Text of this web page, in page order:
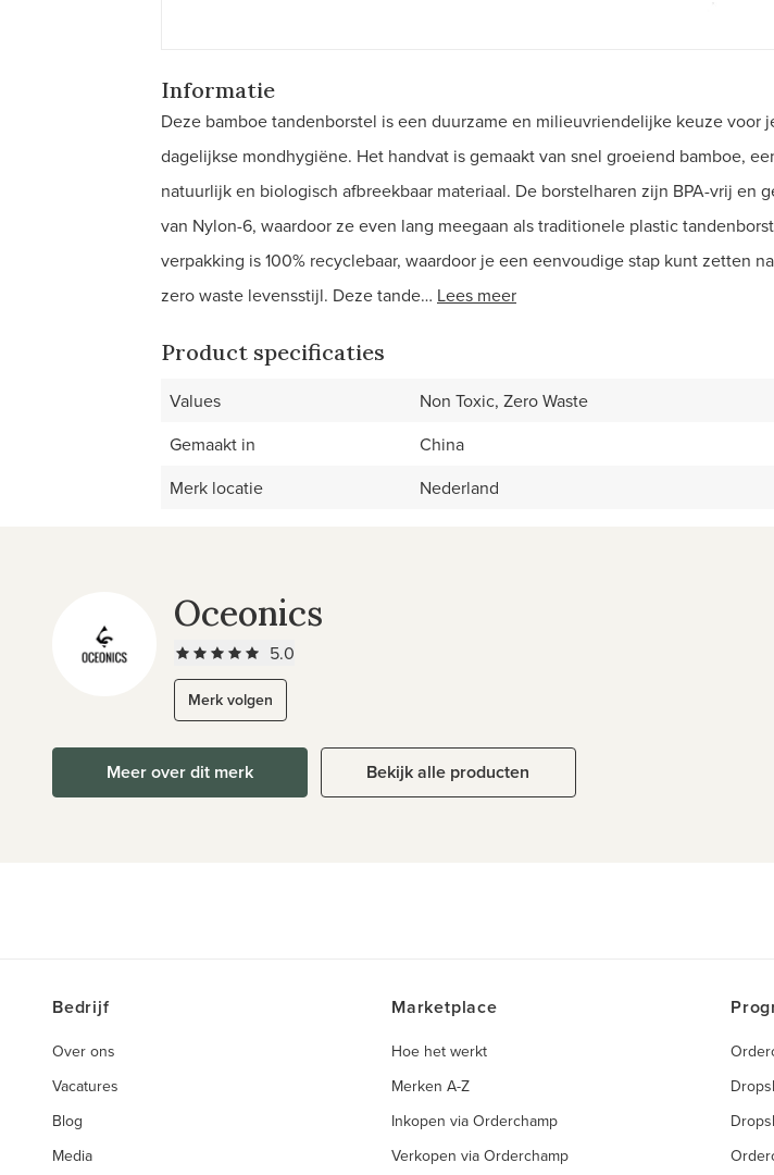
Informatie
Deze bamboe tandenborstel is een duurzame en milieuvriendelijke keuze voor
dagelijkse mondhygiëne. Het handvat is gemaakt van snel groeiend bamboe,
natuurlijk en biologisch afbreekbaar materiaal. De borstelharen zijn BPA-vrij en
van Nylon-6, waardoor ze even lang meegaan als traditionele plastic
verpakking is 100% recyclebaar, waardoor je een eenvoudige stap kunt zetten
zero waste levensstijl. Deze tande… Lees meer
Product specificaties
Values
Non Toxic, Zero Waste
Gemaakt in
China
Merk locatie
Nederland
Oceonics
5.0
Merk volgen
Meer over dit merk Bekijk alle producten
Bedrijf
Over ons
Vacatures
Blog
Media
Marketplace
Hoe het werkt
Merken A-Z
Inkopen via Orderchamp
Verkopen via Orderchamp